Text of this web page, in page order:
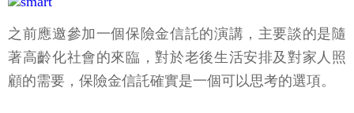
之前應邀參加一個保險金信託的演講，主要談的是隨
著高齡化社會的來臨，對於老後生活安排及對家人照
顧的需要，保險金信託確實是一個可以思考的選項。